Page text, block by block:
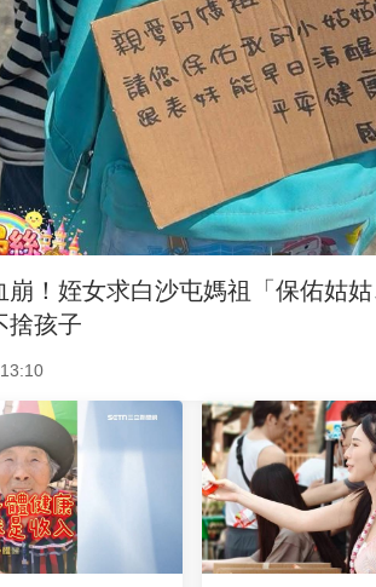
崩！姪女求白沙屯媽祖「保佑姑
捨孩子